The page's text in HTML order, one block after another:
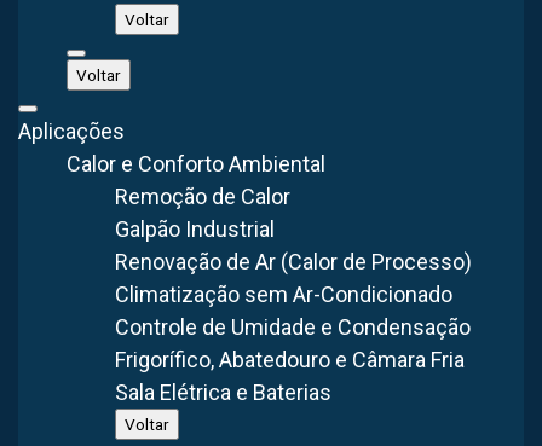
Voltar
Voltar
Aplicações
Calor e Conforto Ambiental
Remoção de Calor
Galpão Industrial
Renovação de Ar (Calor de Processo)
Climatização sem Ar-Condicionado
Controle de Umidade e Condensação
Frigorífico, Abatedouro e Câmara Fria
Sala Elétrica e Baterias
Voltar
Isso ocorre sobretudo porque esse equipamento oferece
um dos métodos mais confiáveis para a remoção de
contaminantes sólidos do ar. Inclusive, a sua eficiência é
superior a 99%, mesmo se houver variações na velocidade
da filtragem, carga de pó e granulometria.
Aplicações do filtro de manga em Uberlândia
O filtro de manga é amplamente utilizado na cidade de
Uberlândia em diversos segmentos industriais que
demandam controle de qualidade do ar e conforto térmico.
As principais aplicações incluem: